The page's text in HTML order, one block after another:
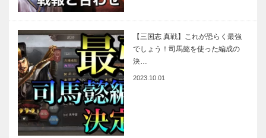
【三国志 真戦】これが恐らく最強
でしょう！司馬懿を使った編成の
決…
2023.10.01